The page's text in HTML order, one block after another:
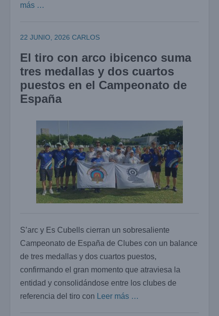
más …
22 JUNIO, 2026 CARLOS
El tiro con arco ibicenco suma
tres medallas y dos cuartos
puestos en el Campeonato de
España
S’arc y Es Cubells cierran un sobresaliente
Campeonato de España de Clubes con un balance
de tres medallas y dos cuartos puestos,
confirmando el gran momento que atraviesa la
entidad y consolidándose entre los clubes de
referencia del tiro con
Leer más …